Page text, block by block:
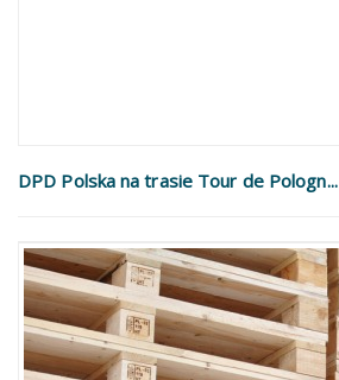
DPD Polska na trasie Tour de Pologn...